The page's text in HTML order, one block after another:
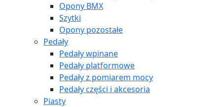
Opony BMX
Szytki
Opony pozostałe
Pedały
Pedały wpinane
Pedały platformowe
Pedały z pomiarem mocy
Pedały części i akcesoria
Piasty